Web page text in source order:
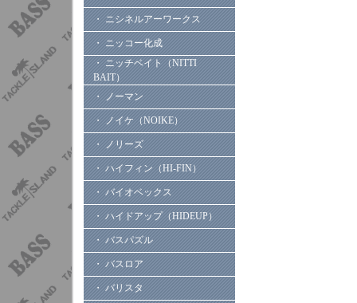
・ ニシネルアーワークス
・ ニッコー化成
・ ニッチベイト（NITTI
BAIT）
・ ノーマン
・ ノイケ（NOIKE）
・ ノリーズ
・ ハイフィン（HI-FIN）
・ バイオベックス
・ ハイドアップ（HIDEUP）
・ バスパズル
・ バスロア
・ バリスタ